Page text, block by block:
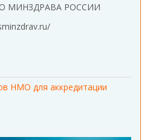
МИНЗДРАВА РОССИИ
НМО для аккредитации